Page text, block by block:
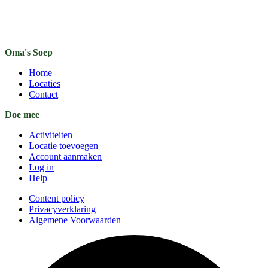
Oma's Soep
Home
Locaties
Contact
Doe mee
Activiteiten
Locatie toevoegen
Account aanmaken
Log in
Help
Content policy
Privacyverklaring
Algemene Voorwaarden